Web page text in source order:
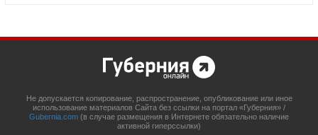
Не допускается копирование, распространение, опубликование или иное
использование материалов Сайта без ссылки на портал «Губерния» /
Gubernia.com (в случае размещения в Интернете обязательно наличие
активной гиперссылки)